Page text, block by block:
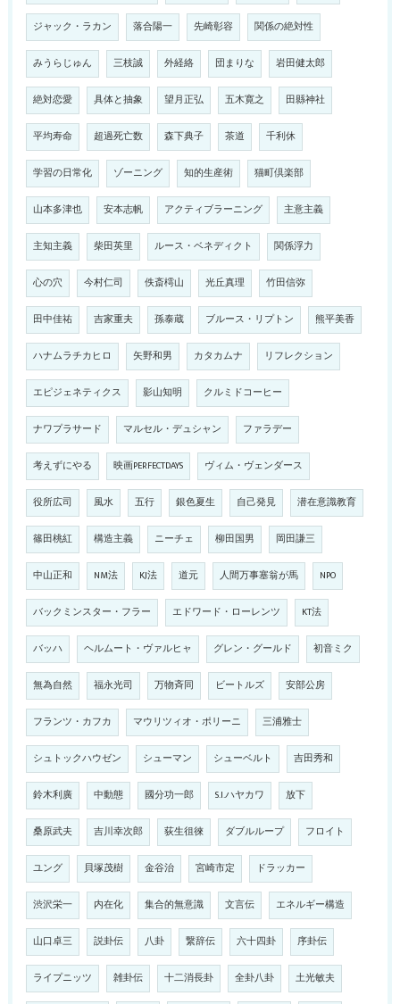
ジャック・ラカン 落合陽一 先崎彰容 関係の絶対性
みうらじゅん 三枝誠 外経絡 団まりな 岩田健太郎
絶対恋愛 具体と抽象 望月正弘 五木寛之 田縣神社
平均寿命 超過死亡数 森下典子 茶道 千利休
学習の日常化 ゾーニング 知的生産術 猫町倶楽部
山本多津也 安本志帆 アクティブラーニング 主意主義
主知主義 柴田英里 ルース・ベネディクト 関係浮力
心の穴 今村仁司 佚斎樗山 光丘真理 竹田信弥
田中佳祐 吉家重夫 孫泰蔵 ブルース・リプトン 熊平美香
ハナムラチカヒロ 矢野和男 カタカムナ リフレクション
エピジェネティクス 影山知明 クルミドコーヒー
ナワプラサード マルセル・デュシャン ファラデー
考えずにやる 映画PERFECTDAYS ヴィム・ヴェンダース
役所広司 風水 五行 銀色夏生 自己発見 潜在意識教育
篠田桃紅 構造主義 ニーチェ 柳田国男 岡田謙三
中山正和 NM法 KJ法 道元 人間万事塞翁が馬 NPO
バックミンスター・フラー エドワード・ローレンツ KT法
バッハ ヘルムート・ヴァルヒャ グレン・グールド 初音ミク
無為自然 福永光司 万物斉同 ビートルズ 安部公房
フランツ・カフカ マウリツィオ・ポリーニ 三浦雅士
シュトックハウゼン シューマン シューベルト 吉田秀和
鈴木利廣 中動態 國分功一郎 S.I.ハヤカワ 放下
桑原武夫 吉川幸次郎 荻生徂徠 ダブルループ フロイト
ユング 貝塚茂樹 金谷治 宮崎市定 ドラッカー
渋沢栄一 内在化 集合的無意識 文言伝 エネルギー構造
山口卓三 説卦伝 八卦 繋辞伝 六十四卦 序卦伝
ライプニッツ 雑卦伝 十二消長卦 全卦八卦 土光敏夫